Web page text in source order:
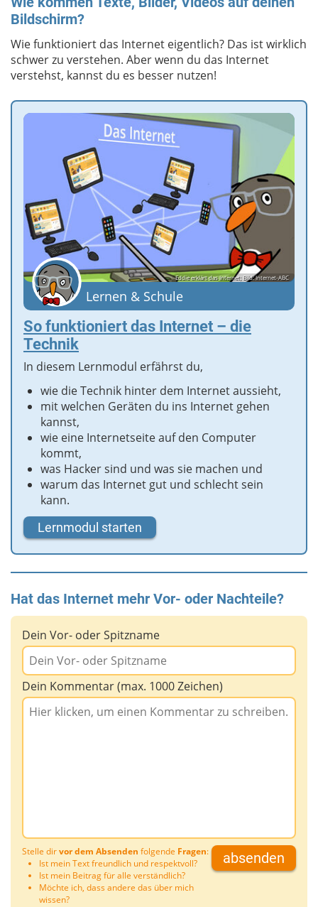
Bildschirm?
Wie funktioniert das Internet eigentlich? Das ist wirklich
schwer zu verstehen. Aber wenn du das Internet
verstehst, kannst du es besser nutzen!
Eddie erklärt das Internet; Bild: Internet-ABC
Lernen & Schule
So funktioniert das Internet – die
Technik
In diesem Lernmodul erfährst du,
wie die Technik hinter dem Internet aussieht,
mit welchen Geräten du ins Internet gehen
kannst,
wie eine Internetseite auf den Computer
kommt,
was Hacker sind und was sie machen und
warum das Internet gut und schlecht sein
kann.
Lernmodul starten
Hat das Internet mehr Vor- oder Nachteile?
Dein Vor- oder Spitzname
Dein Kommentar (max. 1000 Zeichen)
Stelle dirvor dem Absenden folgende Fragen:
Ist mein Text freundlich und respektvoll?
Ist mein Beitrag für alle verständlich?
Möchte ich, dass andere das über mich
wissen?
absenden